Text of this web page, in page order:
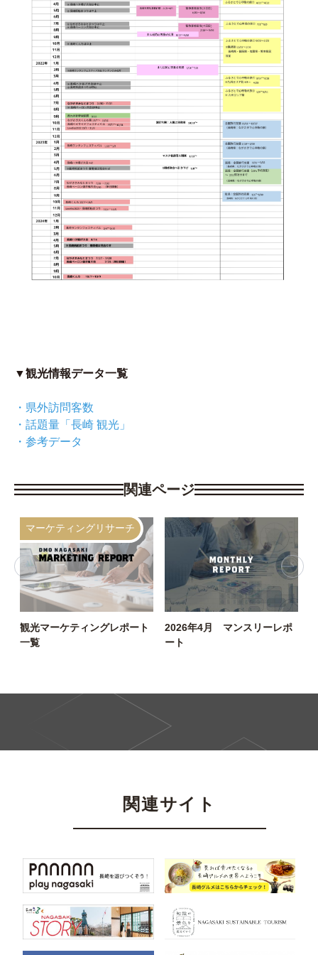
▼観光情報データ一覧
・ 県外訪問客数
・ 話題量「長崎 観光」
・ 参考データ
関連ページ
マーケティングリサーチ
観光マーケティングレポート
一覧
2026年4月 マンスリーレポ
ート
関連サイト